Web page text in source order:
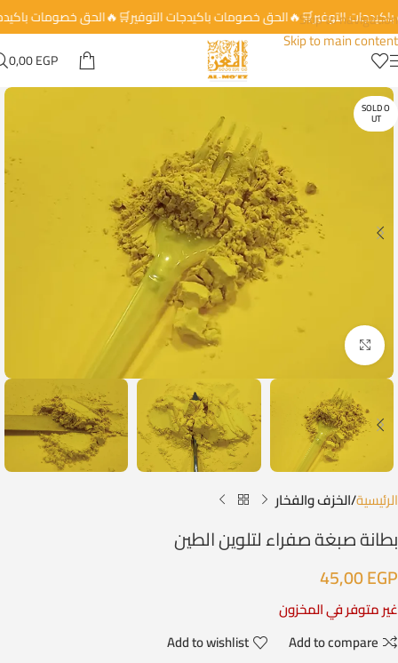
Skip to navigation
Skip to main content
التوفير🛒🔥الحق خصومات باكيدجات التوفير🛒🔥الحق خصومات
0,00EGP
SOLD O
UT
Click to enlarge
الرئيسية الخزف والفخار
بطانة صبغة صفراء لتلوين الطين
45,00EGP
غير متوفر في المخزون
Add to compare
Add to wishlist